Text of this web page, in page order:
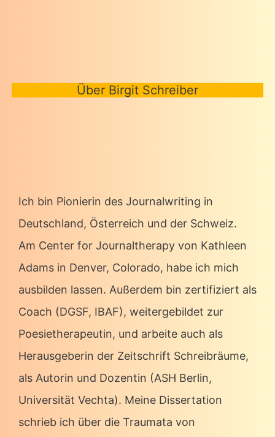
Über Birgit Schreiber
Ich bin Pionierin des Journalwriting in
Deutschland, Österreich und der Schweiz.
Am Center for Journaltherapy von Kathleen
Adams in Denver, Colorado, habe ich mich
ausbilden lassen. Außerdem bin zertifiziert als
Coach (DGSF, IBAF), weitergebildet zur
Poesietherapeutin, und arbeite auch als
Herausgeberin der Zeitschrift Schreibräume,
als Autorin und Dozentin (ASH Berlin,
Universität Vechta). Meine Dissertation
schrieb ich über die Traumata von